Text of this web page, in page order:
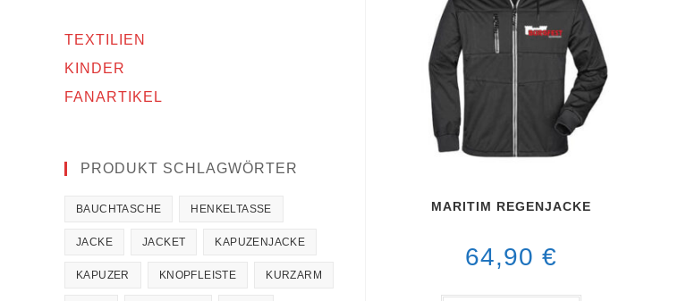
MARITIM REGENJACKE
64,90 €
TEXTILIEN
KINDER
FANARTIKEL
PRODUKT SCHLAGWÖRTER
BAUCHTASCHE HENKELTASSE
JACKE JACKET KAPUZENJACKE
KAPUZER KNOPFLEISTE KURZARM